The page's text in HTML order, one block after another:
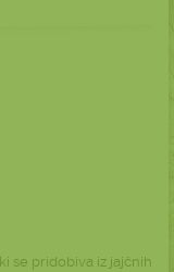
se pridobiva iz jajčnih